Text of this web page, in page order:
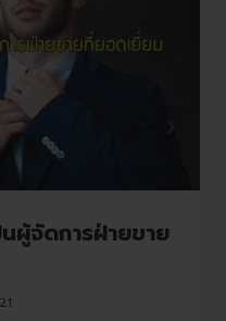
ผู้จัดการฝ่ายขาย